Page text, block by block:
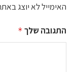
האימייל לא יוצג
התגובה שלך *